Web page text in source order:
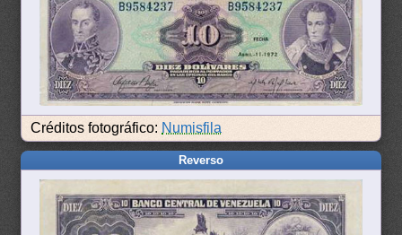
Créditos fotográfico: Numisfila
Reverso